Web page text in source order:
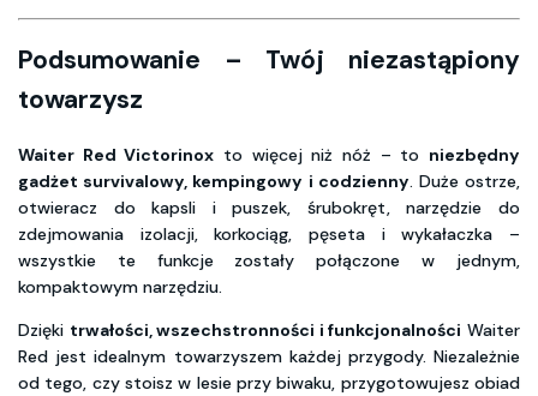
Podsumowanie – Twój niezastąpiony
towarzysz
Waiter Red Victorinox to więcej niż nóż – to niezbędny
gadżet survivalowy, kempingowy i codzienny . Duże ostrze,
otwieracz do kapsli i puszek, śrubokręt, narzędzie do
zdejmowania izolacji, korkociąg, pęseta i wykałaczka –
wszystkie te funkcje zostały połączone w jednym,
kompaktowym narzędziu.
Dzięki trwałości, wszechstronności i funkcjonalności Waiter
Red jest idealnym towarzyszem każdej przygody. Niezależnie
od tego, czy stoisz w lesie przy biwaku, przygotowujesz obiad